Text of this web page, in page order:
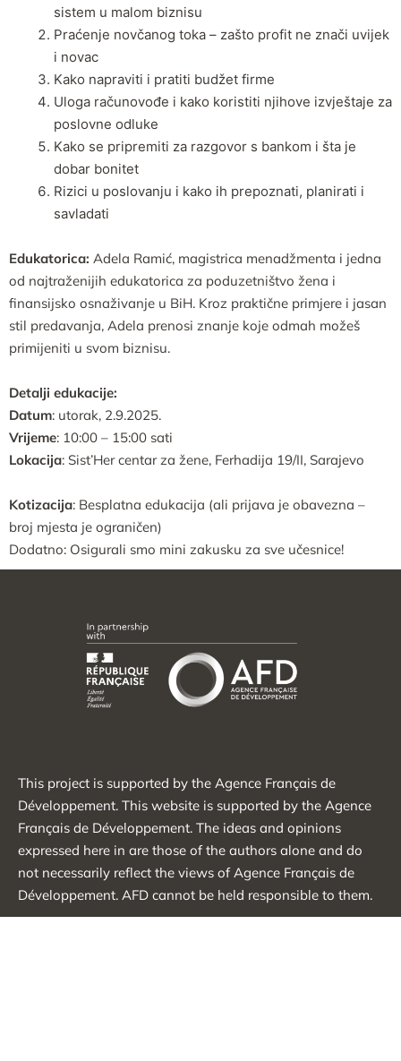
sistem u malom biznisu
Praćenje novčanog toka – zašto profit ne znači uvijek
i novac
Kako napraviti i pratiti budžet firme
Uloga računovođe i kako koristiti njihove izvještaje za
poslovne odluke
Kako se pripremiti za razgovor s bankom i šta je
dobar bonitet
Rizici u poslovanju i kako ih prepoznati, planirati i
savladati
Edukatorica: Adela Ramić, magistrica menadžmenta i jedna
od najtraženijih edukatorica za poduzetništvo žena i
finansijsko osnaživanje u BiH. Kroz praktične primjere i jasan
stil predavanja, Adela prenosi znanje koje odmah možeš
primijeniti u svom biznisu.
Detalji edukacije:
Datum: utorak, 2.9.2025.
Vrijeme: 10:00 – 15:00 sati
Lokacija: Sist’Her centar za žene, Ferhadija 19/II, Sarajevo
Kotizacija: Besplatna edukacija (ali prijava je obavezna –
broj mjesta je ograničen)
Dodatno: Osigurali smo mini zakusku za sve učesnice!
This project is supported by the Agence Français de
Développement. This website is supported by the Agence
Français de Développement. The ideas and opinions
expressed here in are those of the authors alone and do
not necessarily reflect the views of Agence Français de
Développement. AFD cannot be held responsible to them.